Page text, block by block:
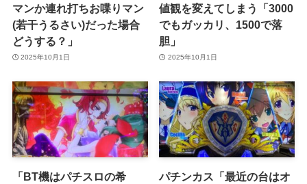
マンか連れ打ちお喋りマン
(若干うるさい)だった場合
どうする？」
2025年10月1日
値観を変えてしまう「3000
でもガッカリ、1500で落
胆」
2025年10月1日
「BT機はパチスロの希
パチンカス「最近の台はオ